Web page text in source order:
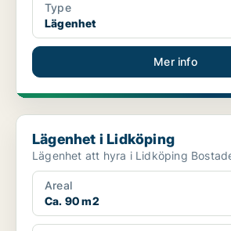
Type
Lägenhet
Mer info
Lägenhet i Lidköping
Lägenhet i Lidköping
Lägenhet att hyra
Areal
Ca. 90 m2